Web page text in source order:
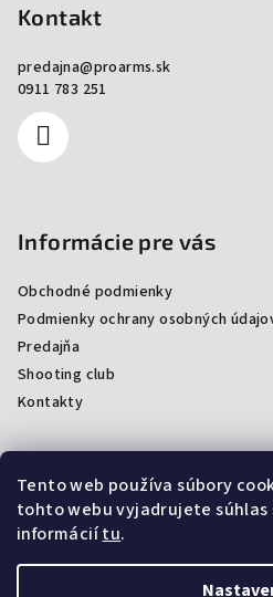
Tento web používa súbory
tohto webu vyjadrujete súhlas
informáciítu.
Kontakt
predajna@proarms.sk
0911 783 251
Informácie pre vás
Obchodné podmienky
Podmienky ochrany osobných
Predajňa
Shooting club
Kontakty
Facebook